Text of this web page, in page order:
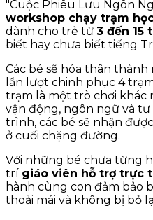
"Cuộc Phiêu Lưu Ngôn
workshop chạy trạm
dành cho trẻ từ 3 đến 15
biết hay chưa biết tiếng
Các bé sẽ hóa thân
lần lượt chinh phục 4
trạm là một trò chơi khác
vận động, ngôn ngữ và
trình, các bé sẽ nhận
ở cuối chặng đường.
Với những bé chưa từng
trí giáo viên hỗ trợ trực
hành cùng con đảm bảo
thoải mái và không bị bỏ